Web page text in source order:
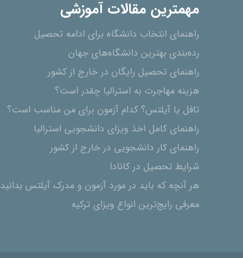
مهمترین مقالات آموزشی
راهنمای انتخاب دانشگاه برای ادامه تحصیل
رده‌بندی بهترین دانشگاه‌های جهان
راهنمای تحصیل رایگان در خارج از کشور
هزینه مهاجرت به استرالیا چقدر است؟
تافل یا آیلتس؟ کدام آزمون برای من مناسب است؟
راهنمای کامل اخذ ویزای دانشجویی استرالیا
راهنمای کار دانشجویی در خارج از کشور
شرایط تحصیل در کانادا
هر آنچه که باید در مورد آزمون و مدرک آیلتس بدانید
معرفی رایج‌ترین انواع ویزای ترکیه